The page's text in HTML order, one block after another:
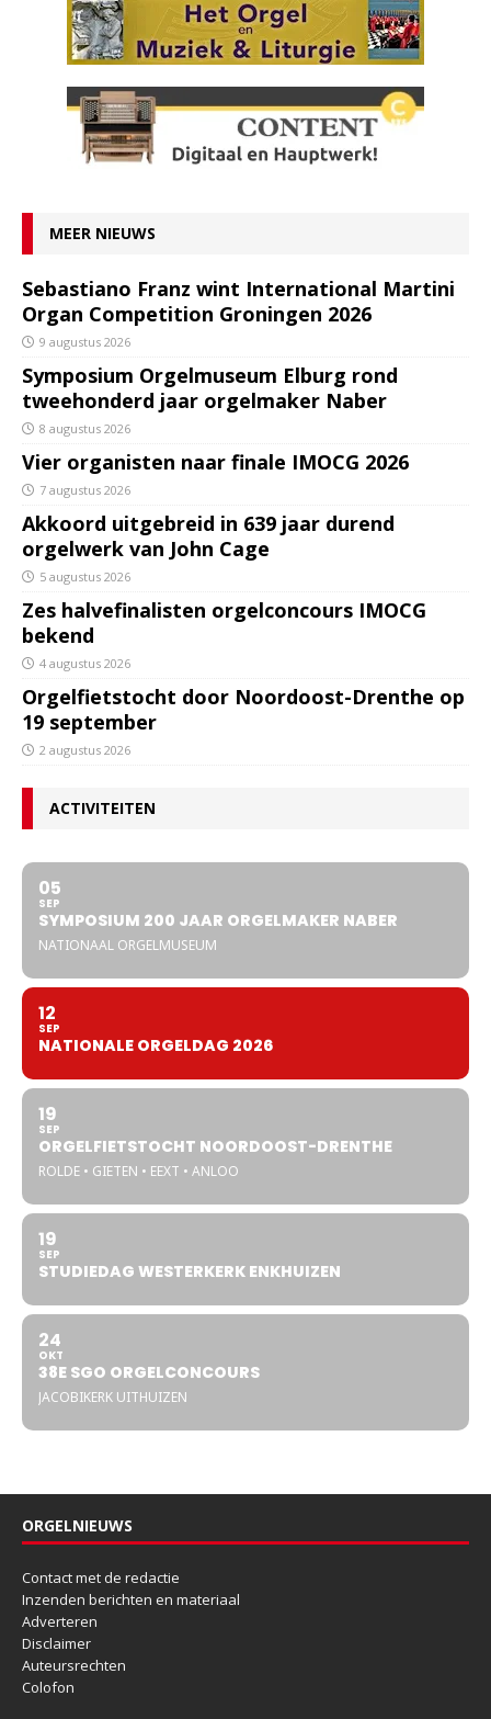
MEER NIEUWS
Sebastiano Franz wint International Martini
Organ Competition Groningen 2026
9 augustus 2026
Symposium Orgelmuseum Elburg rond
tweehonderd jaar orgelmaker Naber
8 augustus 2026
Vier organisten naar finale IMOCG 2026
7 augustus 2026
Akkoord uitgebreid in 639 jaar durend
orgelwerk van John Cage
5 augustus 2026
Zes halvefinalisten orgelconcours IMOCG
bekend
4 augustus 2026
Orgelfietstocht door Noordoost-Drenthe op
19 september
2 augustus 2026
ACTIVITEITEN
05
SEP
SYMPOSIUM 200 JAAR ORGELMAKER NABER
NATIONAAL ORGELMUSEUM
12
SEP
NATIONALE ORGELDAG 2026
19
SEP
ORGELFIETSTOCHT NOORDOOST-DRENTHE
ROLDE • GIETEN • EEXT • ANLOO
19
SEP
STUDIEDAG WESTERKERK ENKHUIZEN
24
OKT
38E SGO ORGELCONCOURS
JACOBIKERK UITHUIZEN
ORGELNIEUWS
Contact met de redactie
Inzenden berichten en materiaal
Adverteren
Disclaimer
Auteursrechten
Colofon